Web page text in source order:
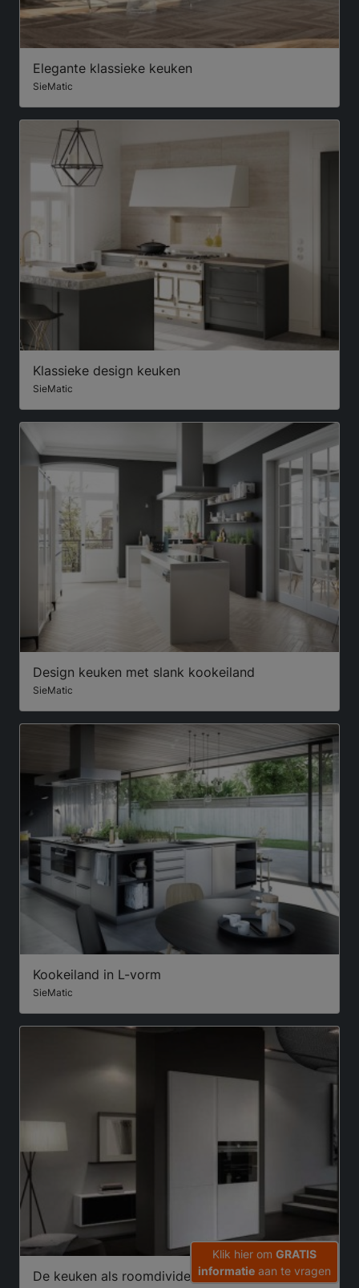
Elegante klassieke keuken
SieMatic
Klassieke design keuken
SieMatic
Design keuken met slank kookeiland
SieMatic
Kookeiland in L-vorm
SieMatic
De keuken als roomdivider
Klik hier om GRATIS
informatie aan te vragen